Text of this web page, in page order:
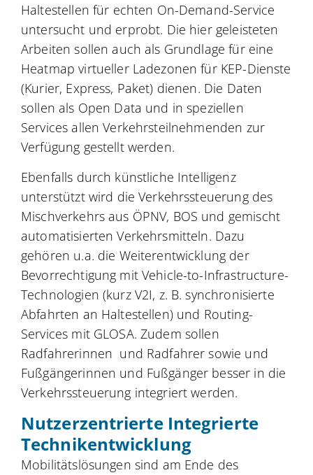
Haltestellen für echten On-Demand-Service
untersucht und erprobt. Die hier geleisteten
Arbeiten sollen auch als Grundlage für eine
Heatmap virtueller Ladezonen für KEP-Dienste
(Kurier, Express, Paket) dienen. Die Daten
sollen als Open Data und in speziellen
Services allen Verkehrsteilnehmenden zur
Verfügung gestellt werden.
Ebenfalls durch künstliche Intelligenz
unterstützt wird die Verkehrssteuerung des
Mischverkehrs aus ÖPNV, BOS und gemischt
automatisierten Verkehrsmitteln. Dazu
gehören u.a. die Weiterentwicklung der
Bevorrechtigung mit Vehicle-to-Infrastructure-
Technologien (kurz V2I, z. B. synchronisierte
Abfahrten an Haltestellen) und Routing-
Services mit GLOSA. Zudem sollen
Radfahrerinnen und Radfahrer sowie und
Fußgängerinnen und Fußgänger besser in die
Verkehrssteuerung integriert werden.
Nutzerzentrierte Integrierte
Technikentwicklung
Mobilitätslösungen sind am Ende des